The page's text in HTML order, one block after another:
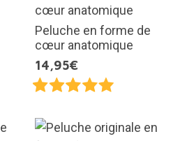
Peluche en forme de
cœur anatomique
14,95€